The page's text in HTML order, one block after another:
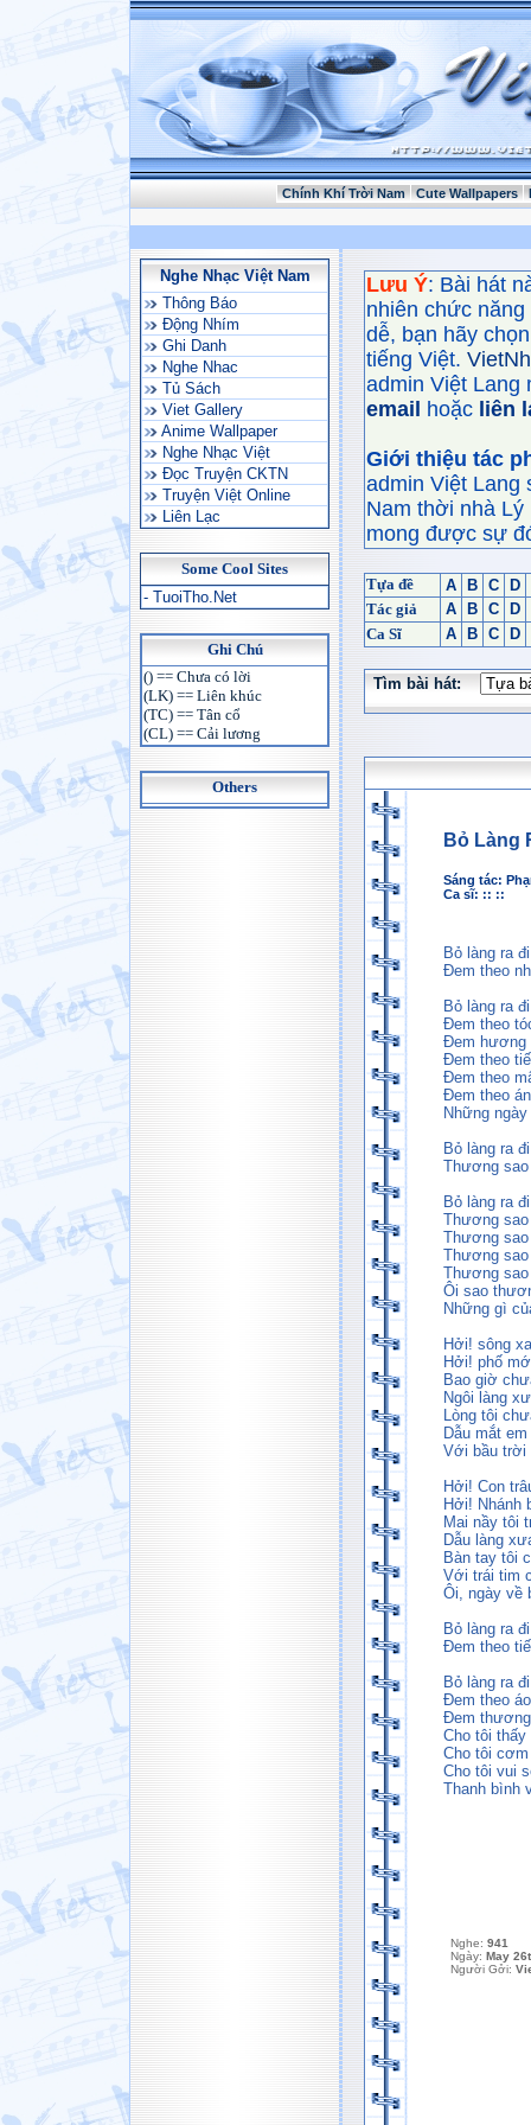
Chính Khí Trời Nam Cute Wallpapers
Nghe Nhạc Việt Nam
Thông Báo
Động Nhím
Ghi Danh
Nghe Nhac
Tủ Sách
Viet Gallery
Anime Wallpaper
Nghe Nhạc Việt
Đọc Truyện CKTN
Truyện Việt Online
Liên Lạc
Some Cool Sites
- TuoiTho.Net
Ghi Chú
() == Chưa có lời
(LK) == Liên khúc
(TC) == Tân cổ
(CL) == Cải lương
Others
Lưu Ý: Bài hát
nhiên chức
dễ, bạn hãy
tiếng Việt.
admin Việt Lang
email
hoặc liên
Giới thiệu tác
admin Việt Lang
Nam thời nhà
mong được sự
Tựa đề A B C
D
Tác giả
A B C
D
Ca Sĩ
A B C D
Tìm bài hát:
Bỏ Làng
Sáng tác:
Ca sĩ: :: ::
Bỏ làng ra
Đem theo
Bỏ làng ra
Đem theo
Đem hương
Đem theo
Đem theo
Đem theo
Những
Bỏ làng ra
Thương
Bỏ làng ra
Thương
Thương sao
Thương sao
Thương
Ôi sao
Những gì
Hởi! sông
Hởi! phố
Bao giờ
Ngôi làng
Lòng tôi
Dẫu mắt
Với bầu trời
Hởi! Con
Hởi! Nhánh
Mai nầy tôi
Dẫu làng
Bàn tay tôi
Với trái tim
Ôi, ngày về
Bỏ làng ra
Đem theo
Bỏ làng ra
Đem theo
Đem
Cho tôi
Cho tôi cơm
Cho tôi vui
Thanh bình
Nghe: 941
Ngày: May
Người Gởi: